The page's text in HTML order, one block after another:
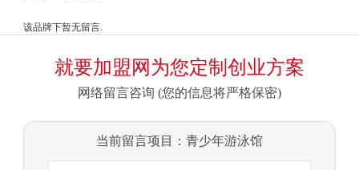
该品牌下暂无留言.
就要加盟网为您定制创业方案
网络留言咨询 (您的信息将严格保密)
当前留言项目：青少年游泳馆